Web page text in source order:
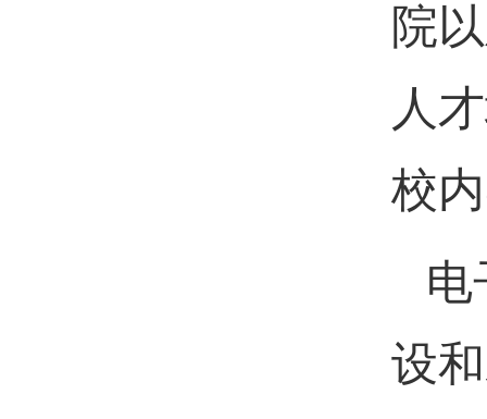
院
人
校
电
设